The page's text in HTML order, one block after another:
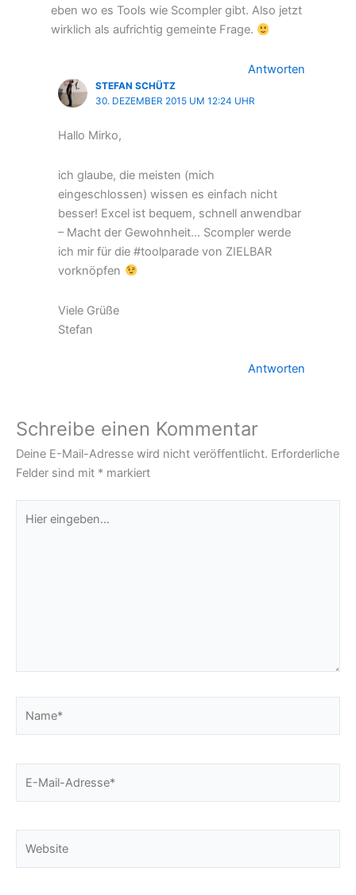
eben wo es Tools wie Scompler gibt. Also jetzt
wirklich als aufrichtig gemeinte Frage.
Antworten
STEFAN SCHÜTZ
30. DEZEMBER 2015 UM 12:24 UHR
Hallo Mirko,
ich glaube, die meisten (mich
eingeschlossen) wissen es einfach nicht
besser! Excel ist bequem, schnell anwendbar
– Macht der Gewohnheit… Scompler werde
ich mir für die #toolparade von ZIELBAR
vorknöpfen
Viele Grüße
Stefan
Antworten
Schreibe einen Kommentar
Deine E-Mail-Adresse wird nicht veröffentlicht. Erforderliche
Felder sind mit * markiert
eingeben…
Mail-